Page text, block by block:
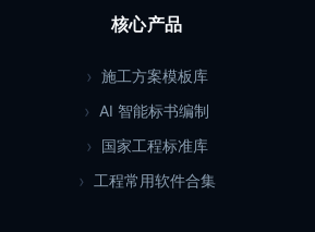
核心产品
施工方案模板库
AI 智能标书编制
国家工程标准库
工程常用软件合集